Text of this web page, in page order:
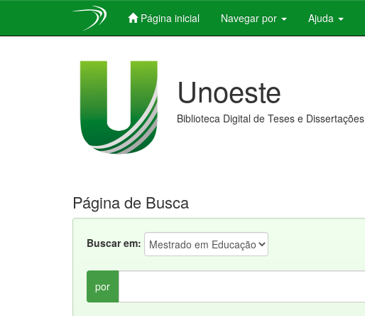
Página inicial Navegar por Ajuda
Unoeste
Biblioteca Digital de Teses e Dissertações
Página de Busca
Buscar em:
por